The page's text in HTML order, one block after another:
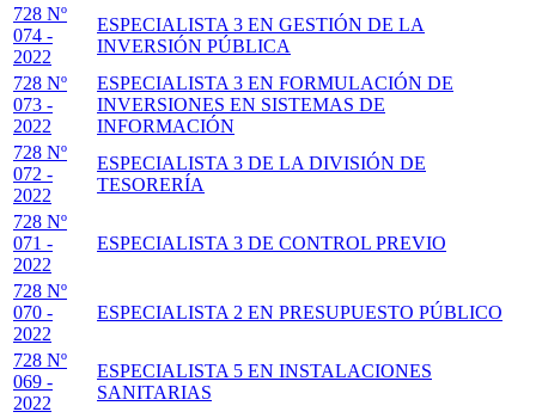
728 Nº
074 -
2022
ESPECIALISTA 3 EN GESTIÓN DE LA
INVERSIÓN PÚBLICA
728 Nº
073 -
2022
ESPECIALISTA 3 EN FORMULACIÓN DE
INVERSIONES EN SISTEMAS DE
INFORMACIÓN
728 Nº
072 -
2022
ESPECIALISTA 3 DE LA DIVISIÓN DE
TESORERÍA
728 Nº
071 -
2022
ESPECIALISTA 3 DE CONTROL PREVIO
728 Nº
070 -
2022
ESPECIALISTA 2 EN PRESUPUESTO PÚBLICO
728 Nº
069 -
2022
ESPECIALISTA 5 EN INSTALACIONES
SANITARIAS